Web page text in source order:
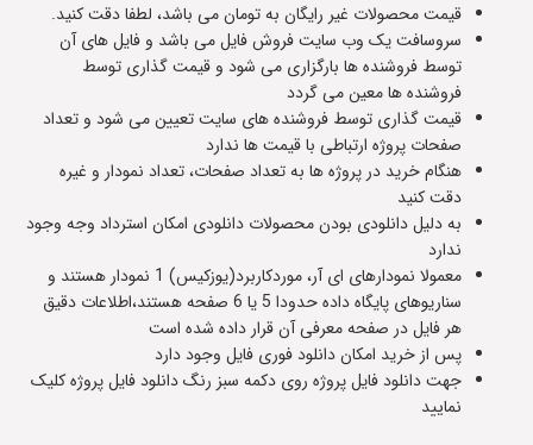
قیمت محصولات غیر رایگان به تومان می باشد، لطفا دقت کنید.
سروسافت یک وب سایت فروش فایل می باشد و فایل های آن
توسط فروشنده ها بارگزاری می شود و قیمت گذاری توسط
فروشنده ها معین می گردد
قیمت گذاری توسط فروشنده های سایت تعیین می شود و تعداد
صفحات پروژه ارتباطی با قیمت ها ندارد
هنگام خرید در پروژه ها به تعداد صفحات، تعداد نمودار و غیره
دقت کنید
به دلیل دانلودی بودن محصولات دانلودی امکان استرداد وجه وجود
ندارد
معمولا نمودارهای ای آر، موردکاربرد(یوزکیس) 1 نمودار هستند و
سناریوهای پایگاه داده حدودا 5 یا 6 صفحه هستند،اطلاعات دقیق
هر فایل در صفحه معرفی آن قرار داده شده است
پس از خرید امکان دانلود فوری فایل وجود دارد
جهت دانلود فایل پروژه روی دکمه سبز رنگ دانلود فایل پروژه کلیک
نمایید